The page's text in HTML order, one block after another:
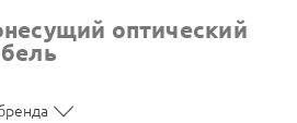
оптический